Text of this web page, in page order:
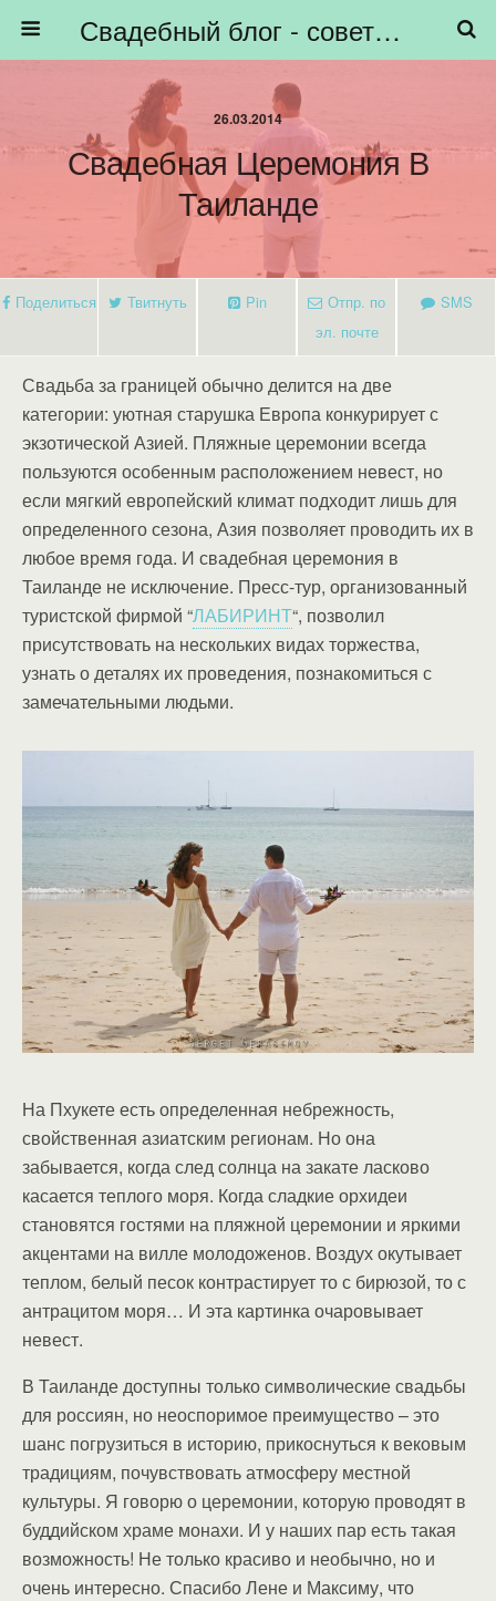
Свадебный блог - советы невестам, подготовка к свадьбе - HiBride
26.03.2014
Свадебная Церемония В
Таиланде
Поделиться Твитнуть Pin
Отпр. по
эл. почте
SMS
Свадьба за границей обычно делится на две
категории: уютная старушка Европа конкурирует с
экзотической Азией. Пляжные церемонии всегда
пользуются особенным расположением невест, но
если мягкий европейский климат подходит лишь для
определенного сезона, Азия позволяет проводить их в
любое время года. И свадебная церемония в
Таиланде не исключение. Пресс-тур, организованный
туристской фирмой “ЛАБИРИНТ“, позволил
присутствовать на нескольких видах торжества,
узнать о деталях их проведения, познакомиться с
замечательными людьми.
На Пхукете есть определенная небрежность,
свойственная азиатским регионам. Но она
забывается, когда след солнца на закате ласково
касается теплого моря. Когда сладкие орхидеи
становятся гостями на пляжной церемонии и яркими
акцентами на вилле молодоженов. Воздух окутывает
теплом, белый песок контрастирует то с бирюзой, то с
антрацитом моря… И эта картинка очаровывает
невест.
В Таиланде доступны только символические свадьбы
для россиян, но неоспоримое преимущество – это
шанс погрузиться в историю, прикоснуться к вековым
традициям, почувствовать атмосферу местной
культуры. Я говорю о церемонии, которую проводят в
буддийском храме монахи. И у наших пар есть такая
возможность! Не только красиво и необычно, но и
очень интересно. Спасибо Лене и Максиму, что